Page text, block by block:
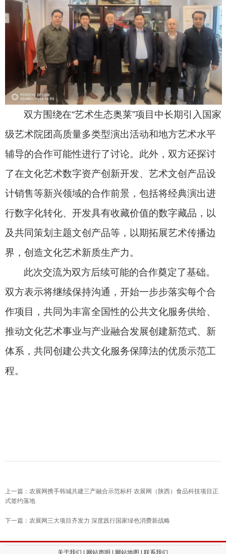
双方围绕在“艺术生态奥莱”项目中长期引入国家
级艺术院团高质量多类型演出活动和地方艺术水平
辅导的合作可能性进行了讨论。此外，双方还探讨
了在文化艺术数字资产创新开发、艺术文创产品设
计销售等新兴领域的合作前景，包括将经典演出进
行数字化转化、开发具有收藏价值的数字藏品，以
及共同策划主题文创产品等，以期拓展艺术传播边
界，创造文化艺术新质生产力。
此次交流为双方后续可能的合作奠定了基础。
双方表示将继续保持沟通，开始一步步落实每个合
作项目，共同为丰富全国性的公共文化服务供给、
推动文化艺术事业与产业融合发展创建新范式、新
体系，共同创建公共文化服务保障法的优质示范工
程。
上一篇：农展网携手韩城共建三产融合示范标杆 农展网（陕西）食品科技项目正
式签约落地
下一篇：农展网三大项目齐发力 深度践行国家绿色消费新战略
关于我们 | 网站声明 | 网站地图 |联系我们